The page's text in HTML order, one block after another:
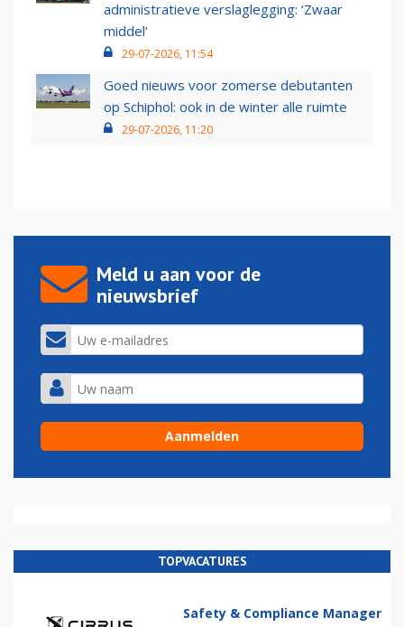
administratieve verslaglegging: ‘Zwaar
middel’
29-07-2026, 11:54
Goed nieuws voor zomerse debutanten
op Schiphol: ook in de winter alle ruimte
29-07-2026, 11:20
Meld u aan voor de
nieuwsbrief
TOPVACATURES
Safety & Compliance Manager